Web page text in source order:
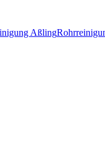
Aßling